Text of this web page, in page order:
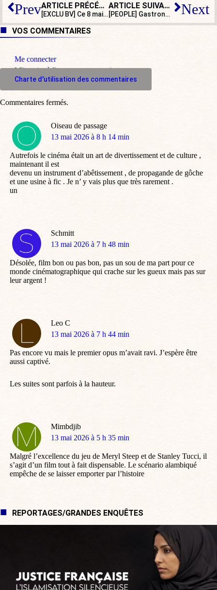
Prev ARTICLE PRÉCÉDENT
[EXCLU BV] Ce 8 mai, à Paris, un stand de soutien aux meurtriers présumés de Quentin !
ARTICLE SUIVANT
[PEOPLE] Gastronomie, terroirs, traditions : Eva Longoria célèbre l’art de vivre français Next
VOS COMMENTAIRES
Me connecter
M'inscrire à l'espace commentaire
Charte d'utilisation des commentaires
Oiseau de passage
dit
13 mai 2026 à 8 h 14 min
Autrefois le cinéma était un art de divertissement et de culture ,
maintenant il est
devenu un instrument d’abêtissement , de propagande de gôche
et une usine à fic . Je n’ y vais plus que très rarement .
un
Schmitt
dit
13 mai 2026 à 7 h 48 min
Désolée, film bon ou pas bon, pas un sou de ma part pour ce
monde cinématographique qui crache sur les gueux mais pas sur
leur argent !
Leo C
dit
13 mai 2026 à 7 h 44 min
Pas encore vu mais le premier opus m’avait ravi. J’espère être
aussi captivé.
Les suites sont parfois à la hauteur.
Mimbdjib
dit
13 mai 2026 à 5 h 35 min
Malgré l’excellence du jeu de Meryl Steep et de Stanley Tucci, il
s’agit d’un film tout à fait dispensable. Le scénario alambiqué
empêche de se laisser emporter par l’histoire
Commentaires fermés.
REPORTAGES/GRANDES ENQUÊTES